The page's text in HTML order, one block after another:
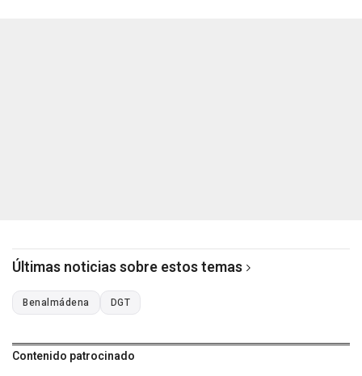
Últimas noticias sobre estos temas
Benalmádena DGT
Contenido patrocinado